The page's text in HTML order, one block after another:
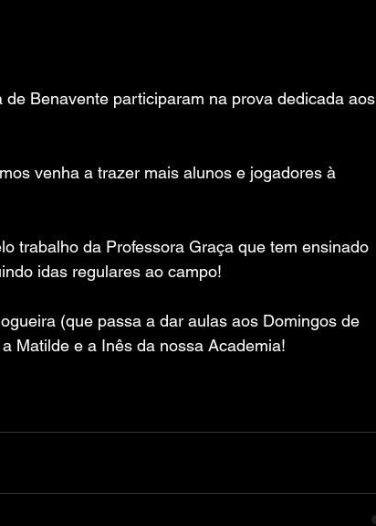
Benavente participaram na prova dedicada aos
venha a trazer mais alunos e jogadores à
trabalho da Professora Graça que tem ensinado
idas regulares ao campo!
(que passa a dar aulas aos Domingos de
Matilde e a Inês da nossa Academia!